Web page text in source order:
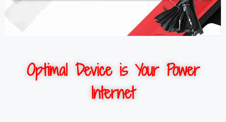
Optimal Device is Your Power
Internet